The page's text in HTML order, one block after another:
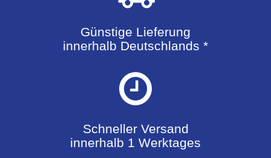
Günstige Lieferung
innerhalb Deutschlands *
Schneller Versand
innerhalb 1 Werktages